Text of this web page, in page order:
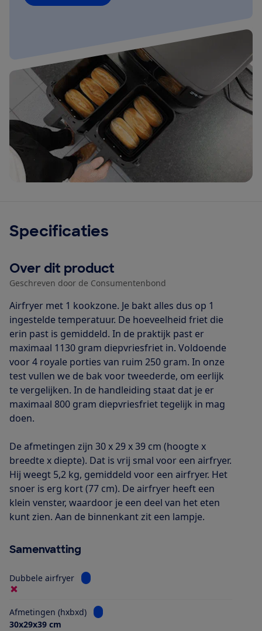
Specificaties
Over dit product
Geschreven door de Consumentenbond
Airfryer met 1 kookzone. Je bakt alles dus op 1
ingestelde temperatuur. De hoeveelheid friet die
erin past is gemiddeld. In de praktijk past er
maximaal 1130 gram diepvriesfriet in. Voldoende
voor 4 royale porties van ruim 250 gram. In onze
test vullen we de bak voor tweederde, om eerlijk
te vergelijken. In de handleiding staat dat je er
maximaal 800 gram diepvriesfriet tegelijk in mag
doen.
De afmetingen zijn 30 x 29 x 39 cm (hoogte x
breedte x diepte). Dat is vrij smal voor een airfryer.
Hij weegt 5,2 kg, gemiddeld voor een airfryer. Het
snoer is erg kort (77 cm). De airfryer heeft een
klein venster, waardoor je een deel van het eten
kunt zien. Aan de binnenkant zit een lampje.
Samenvatting
Dubbele airfryer Bekijk informatie voor Dubbele airfryer
Afmetingen (hxbxd)
Bekijk informatie voor Afmetingen (hxbxd)
30x29x39 cm